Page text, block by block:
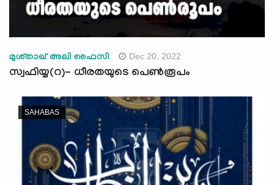
മുശ്താഖ് അലി ഫൈസി Dec 20, 2022
സ്വഫിയ്യ(റ)- ധീരതയുടെ പെണ്‍രൂപം
SAHABAS